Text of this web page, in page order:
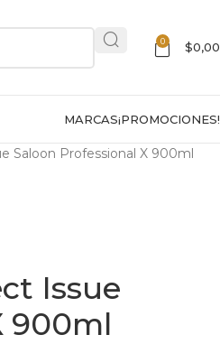
0 $0,00
MARCAS¡PROMOCIONES!
Saloon Professional X 900ml
Issue
900ml